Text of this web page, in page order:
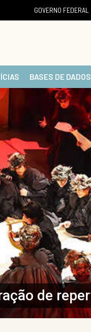
GOVERNO FEDERAL
BASES DE DADOS
de